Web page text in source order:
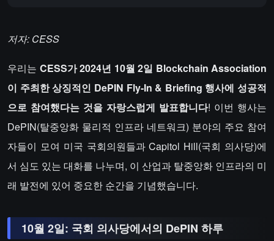
저자: CESS
우리는 CESS가 2024년 10월 2일 Blockchain Association
이 주최한 상징적인 DePIN Fly-In & Briefing 행사에 성공적
으로 참여했다는 것을 자랑스럽게 발표합니다! 이번 행사는
DePIN(탈중앙화 물리적 인프라 네트워크) 분야의 주요 참여
자들이 모여 미국 국회의원들과 Capitol Hill(국회 의사당)에
서 심도 있는 대화를 나누며, 이 산업과 탈중앙화 인프라의 미
래 발전에 있어 중요한 순간을 기념했습니다.
10월 2일: 국회 의사당에서의 DePIN 하루